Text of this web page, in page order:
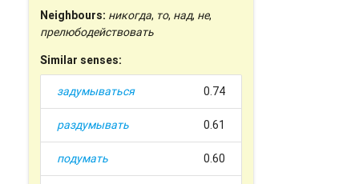
Neighbours: никогда, то, над, не,
прелюбодействовать
Similar senses:
задумываться 0.74
раздумывать 0.61
подумать 0.60